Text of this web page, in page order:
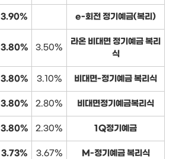
3.90% e-회전 정기예금(복리)
3.80% 3.50%
라온 비대면 정기예금 복리
식
3.80% 3.10% 비대면-정기예금 복리식
3.80% 2.80% 비대면정기예금복리식
3.80% 2.30% 1Q정기예금
3.73% 3.67% M-정기예금 복리식